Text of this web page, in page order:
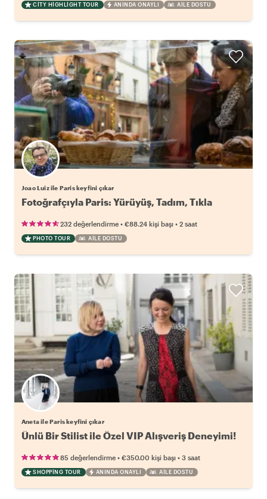
CITY HIGHLIGHT TOUR ANINDA ONAYLI AILE DOSTU
Joao Luiz ile Paris keyfini çıkar
Fotoğrafçıyla Paris: Yürüyüş, Tadım, Tıkla
232 değerlendirme • €88.24 kişi başı • 2 saat
PHOTO TOUR AILE DOSTU
Aneta ile Paris keyfini çıkar
Ünlü Bir Stilist ile Özel VIP Alışveriş Deneyimi!
85 değerlendirme • €350.00 kişi başı • 3 saat
SHOPPING TOUR ANINDA ONAYLI AILE DOSTU